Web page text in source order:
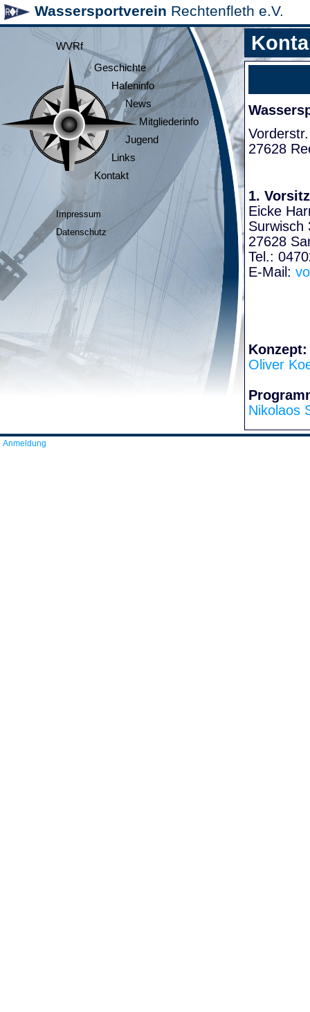
Wassersportverein Rechtenfleth e.V.
WVRf
Geschichte
Hafeninfo
News
Mitgliederinfo
Jugend
Links
Kontakt
Impressum
Datenschutz
27628
1.
Eicke
Surwisch
27628
Tel.:
E-Mail:
Konzept:
Oliver
Nikolaos
Anmeldung